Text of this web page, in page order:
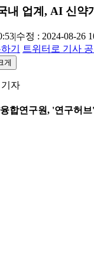
내 업계, AI 신약
|수정 : 2024-08-26
기
트위터로 기사 공
게
자
합연구원, '연구허